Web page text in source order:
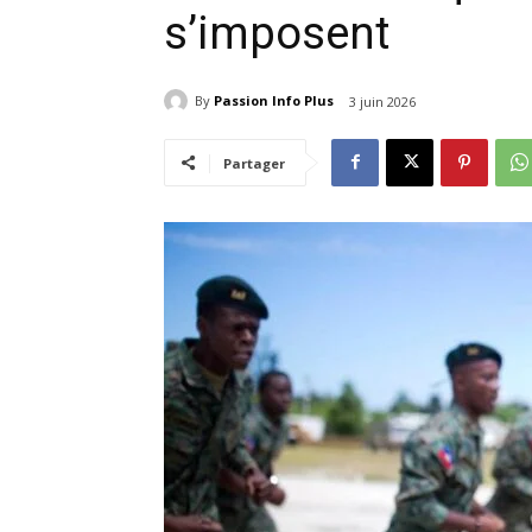
s’imposent
By Passion Info Plus 3 juin 2026
Partager